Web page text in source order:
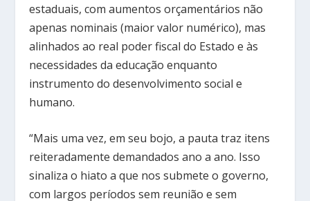
estaduais, com aumentos orçamentários não
apenas nominais (maior valor numérico), mas
alinhados ao real poder fiscal do Estado e às
necessidades da educação enquanto
instrumento do desenvolvimento social e
humano.
“Mais uma vez, em seu bojo, a pauta traz itens
reiteradamente demandados ano a ano. Isso
sinaliza o hiato a que nos submete o governo,
com largos períodos sem reunião e sem